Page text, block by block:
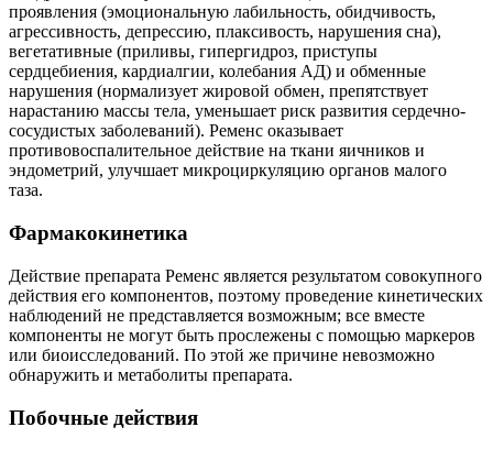
проявления (эмоциональную лабильность, обидчивость,
агрессивность, депрессию, плаксивость, нарушения сна),
вегетативные (приливы, гипергидроз, приступы
сердцебиения, кардиалгии, колебания АД) и обменные
нарушения (нормализует жировой обмен, препятствует
нарастанию массы тела, уменьшает риск развития сердечно-
сосудистых заболеваний). Ременс оказывает
противовоспалительное действие на ткани яичников и
эндометрий, улучшает микроциркуляцию органов малого
таза.
Фармакокинетика
Действие препарата Ременс является результатом совокупного
действия его компонентов, поэтому проведение кинетических
наблюдений не представляется возможным; все вместе
компоненты не могут быть прослежены с помощью маркеров
или биоисследований. По этой же причине невозможно
обнаружить и метаболиты препарата.
Побочные действия